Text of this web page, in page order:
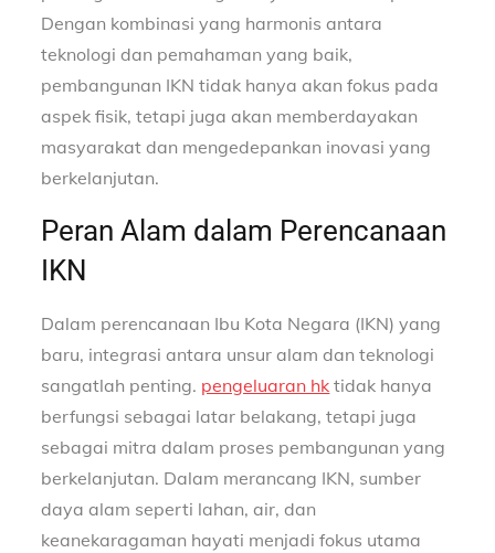
Dengan kombinasi yang harmonis antara
teknologi dan pemahaman yang baik,
pembangunan IKN tidak hanya akan fokus pada
aspek fisik, tetapi juga akan memberdayakan
masyarakat dan mengedepankan inovasi yang
berkelanjutan.
Peran Alam dalam Perencanaan
IKN
Dalam perencanaan Ibu Kota Negara (IKN) yang
baru, integrasi antara unsur alam dan teknologi
sangatlah penting. pengeluaran hk tidak hanya
berfungsi sebagai latar belakang, tetapi juga
sebagai mitra dalam proses pembangunan yang
berkelanjutan. Dalam merancang IKN, sumber
daya alam seperti lahan, air, dan
keanekaragaman hayati menjadi fokus utama